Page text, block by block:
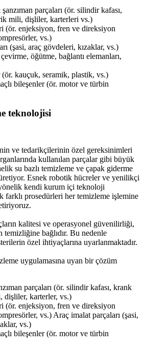
parçaları (ör. silindir kafası,
mili, dişliler, karterleri vs.)
(ör. enjeksiyon, fren ve direksiyon
vs.)
(şasi, araç gövdeleri, kızaklar, vs.)
öğütme, bağlantı elemanları,
(ör. kauçuk, seramik, plastik, vs.)
bileşenler (ör. motor ve türbin
teknolojisi
ve tedarikçilerinin özel gereksinimleri
kullanılan parçalar gibi büyük
su bazlı temizleme ve çapak giderme
Esnek robotik hücreler ve yenilikçi
kendi kurum içi teknoloji
farklı prosedürleri her temizleme işlemine
kalitesi ve operasyonel güvenilirliği,
temizliğine bağlıdır. Bu nedenle
özel ihtiyaçlarına uyarlanmaktadır.
uygulamasına uyan bir çözüm
parçaları (ör. silindir kafası, krank
dişliler, karterler, vs.)
(ör. enjeksiyon, fren ve direksiyon
vs.) Araç imalat parçaları (şasi,
vs.)
bileşenler (ör. motor ve türbin